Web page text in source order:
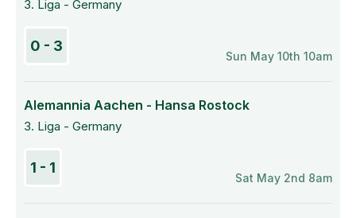
3. Liga - Germany
0 - 3
Sun May 10th 10am
Alemannia Aachen - Hansa Rostock
3. Liga - Germany
1 - 1
Sat May 2nd 8am